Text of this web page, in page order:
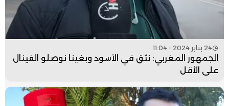
24 يناير 2024 - 11:04
الجمهور المغربي: نثق في الأسود وبغينا نوصلو الفينال
على الأقل